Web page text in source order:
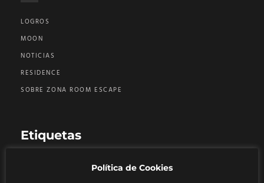
LOGROS
MOON
NOTICIAS
RESIDENCE
SOBRE ZONA ROOM ESCAPE
Etiquetas
Política de Cookies